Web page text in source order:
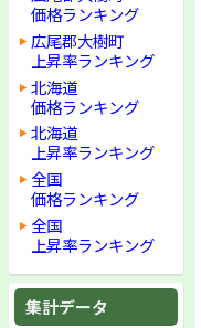
価格ランキング
広尾郡大樹町
上昇率ランキング
北海道
価格ランキング
北海道
上昇率ランキング
全国
価格ランキング
全国
上昇率ランキング
集計データ